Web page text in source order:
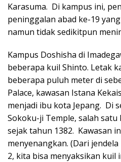
Karasuma. Di kampus ini,
peninggalan abad ke-19
namun tidak sedikitpun
Kampus Doshisha di
beberapa kuil Shinto. Letak
beberapa puluh meter di
Palace, kawasan Istana
menjadi ibu kota Jepang. Di
Sokoku-ji Temple, salah
sejak tahun 1382. Kawasan
menyenangkan. (Dari
2, kita bisa menyaksikan kuil